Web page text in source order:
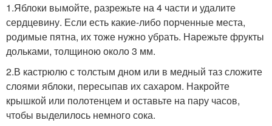
1.Яблоки вымойте, разрежьте на 4 части и удалите
сердцевину. Если есть какие-либо порченные места,
родимые пятна, их тоже нужно убрать. Нарежьте фрукты
дольками, толщиною около 3 мм.
2.В кастрюлю с толстым дном или в медный таз сложите
слоями яблоки, пересыпав их сахаром. Накройте
крышкой или полотенцем и оставьте на пару часов,
чтобы выделилось немного сока.